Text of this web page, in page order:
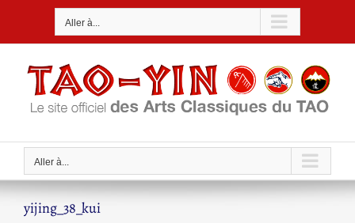
Aller à...
Aller à...
yijing_38_kui